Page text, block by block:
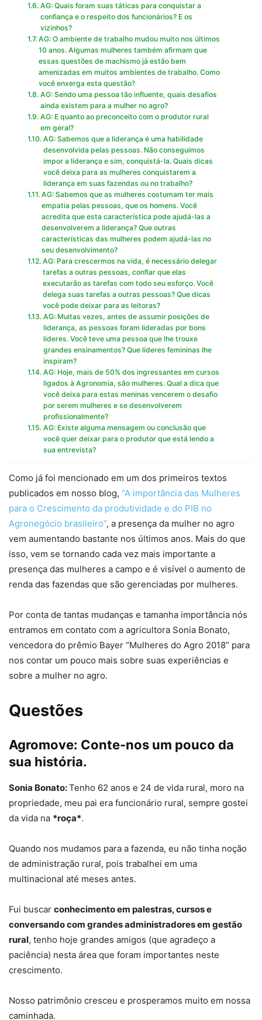
AG: Quais foram suas táticas para conquistar a
confiança e o respeito dos funcionários? E os
vizinhos?
AG: O ambiente de trabalho mudou muito nos últimos
10 anos. Algumas mulheres também afirmam que
essas questões de machismo já estão bem
amenizadas em muitos ambientes de trabalho. Como
você enxerga esta questão?
AG: Sendo uma pessoa tão influente, quais desafios
ainda existem para a mulher no agro?
AG: E quanto ao preconceito com o produtor rural
em geral?
AG: Sabemos que a liderança é uma habilidade
desenvolvida pelas pessoas. Não conseguimos
impor a liderança e sim, conquistá-la. Quais dicas
você deixa para as mulheres conquistarem a
liderança em suas fazendas ou no trabalho?
AG: Sabemos que as mulheres costumam ter mais
empatia pelas pessoas, que os homens. Você
acredita que esta característica pode ajudá-las a
desenvolverem a liderança? Que outras
características das mulheres podem ajudá-las no
seu desenvolvimento?
AG: Para crescermos na vida, é necessário delegar
tarefas a outras pessoas, confiar que elas
executarão as tarefas com todo seu esforço. Você
delega suas tarefas a outras pessoas? Que dicas
você pode deixar para as leitoras?
AG: Muitas vezes, antes de assumir posições de
liderança, as pessoas foram lideradas por bons
líderes. Você teve uma pessoa que lhe trouxe
grandes ensinamentos? Que líderes femininas lhe
inspiram?
AG: Hoje, mais de 50% dos ingressantes em cursos
ligados à Agronomia, são mulheres. Qual a dica que
você deixa para estas meninas vencerem o desafio
por serem mulheres e se desenvolverem
profissionalmente?
AG: Existe alguma mensagem ou conclusão que
você quer deixar para o produtor que está lendo a
sua entrevista?
Como já foi mencionado em um dos primeiros textos
publicados em nosso blog, “A importância das Mulheres
para o Crescimento da produtividade e do PIB no
Agronegócio brasileiro”, a presença da mulher no agro
vem aumentando bastante nos últimos anos. Mais do que
isso, vem se tornando cada vez mais importante a
presença das mulheres a campo e é visível o aumento de
renda das fazendas que são gerenciadas por mulheres.
Por conta de tantas mudanças e tamanha importância nós
entramos em contato com a agricultora Sonia Bonato,
vencedora do prêmio Bayer “Mulheres do Agro 2018” para
nos contar um pouco mais sobre suas experiências e
sobre a mulher no agro.
Questões
Agromove: Conte-nos um pouco da
sua história.
Sonia Bonato:Tenho 62 anos e 24 de vida rural, moro na
propriedade, meu pai era funcionário rural, sempre gostei
da vida na *roça*.
Quando nos mudamos para a fazenda, eu não tinha noção
de administração rural, pois trabalhei em uma
multinacional até meses antes.
Fui buscar conhecimento em palestras, cursos e
conversando com grandes administradores em gestão
rural, tenho hoje grandes amigos (que agradeço a
paciência) nesta área que foram importantes neste
crescimento.
Nosso patrimônio cresceu e prosperamos muito em nossa
caminhada.